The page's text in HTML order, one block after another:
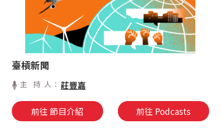
臺槓新聞
主 持 人： 莊豐嘉
前往 節目介紹 前往 Podcasts